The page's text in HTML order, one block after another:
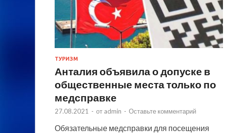
ТУРИЗМ
Анталия объявила о допуске в
общественные места только по
медсправке
27.08.2021 - от admin - Оставьте комментарий
Обязательные медсправки для посещения